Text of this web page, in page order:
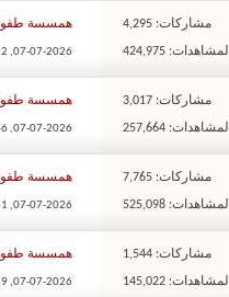
مشاركات: 4,295
المشاهدات: 424,975
همسسة
07-07-2026,
مشاركات: 3,017
المشاهدات: 257,664
همسسة
07-07-2026,
مشاركات: 7,765
المشاهدات: 525,098
همسسة
07-07-2026,
مشاركات: 1,544
المشاهدات: 145,022
همسسة
07-07-2026,